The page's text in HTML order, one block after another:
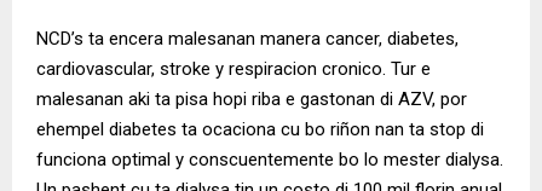
NCD’s ta encera malesanan manera cancer, diabetes,
cardiovascular, stroke y respiracion cronico. Tur e
malesanan aki ta pisa hopi riba e gastonan di AZV, por
ehempel diabetes ta ocaciona cu bo riñon nan ta stop di
funciona optimal y conscuentemente bo lo mester dialysa.